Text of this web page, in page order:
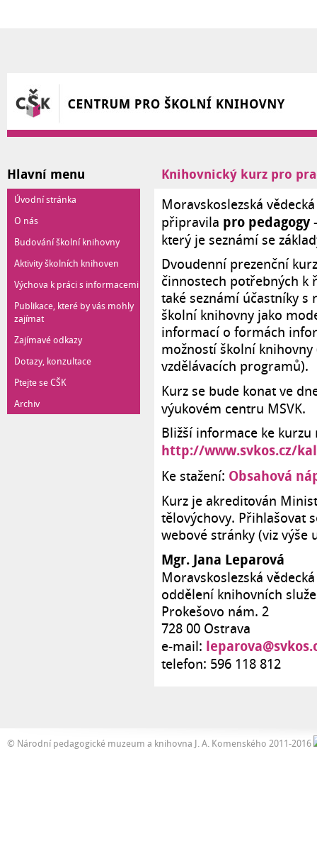
Hlavní menu
Úvodní stránka
O nás
Budování školní knihovny
Aktivity školních knihoven
Výchova k práci s informacemi
Publikace, které by vás mohly
zajímat
Zajímavé odkazy
Dotazy, konzultace
Ptejte se CŠK
Archiv
Knihovnický kurz pro
Moravskoslezská
připravila pro pedagogy
který je seznámí se
Dvoudenní prezenční
činnostech potřebných k
také seznámí účastníky
školní knihovny jako
informací o formách
možností školní
vzdělávacích programů).
Kurz se bude konat ve
výukovém centru MSVK.
Bližší informace ke
http://www.svkos.cz/
Ke stažení: Obsahová
Kurz je akreditován
tělovýchovy. Přihlašovat
webové stránky (viz výše
Mgr. Jana Leparová
Moravskoslezská
oddělení knihovních
Prokešovo nám. 2
728 00 Ostrava
e-mail:
telefon: 596 118 812
© Národní pedagogické muzeum a knihovna J. A. Komenského 2011-2016